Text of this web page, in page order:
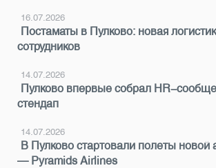
16.07.2026
Постаматы в Пулково: новая
сотрудников
14.07.2026
Пулково впервые собрал HR-
стендап
14.07.2026
В Пулково стартовали полеты новой
— Pyramids Airlines